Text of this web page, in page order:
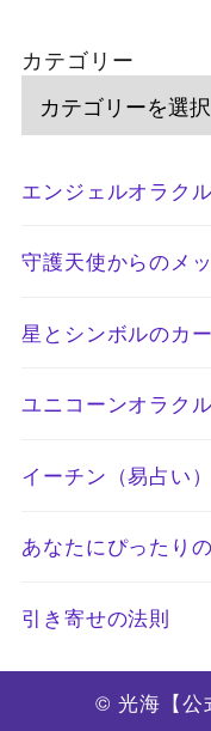
カテゴリー
エンジェルオラクル
守護天使からのメ
星とシンボルのカ
ユニコーンオラクル
イーチン（易占い）
あなたにぴったり
引き寄せの法則
© 光海【公